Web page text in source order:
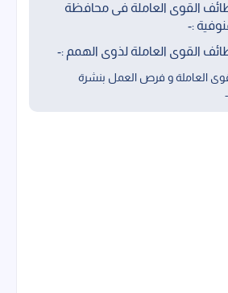
القوى العاملة فى محافظة
:-
القوى العاملة لذوى الهمم :-
العاملة و فرص العمل بنشرة